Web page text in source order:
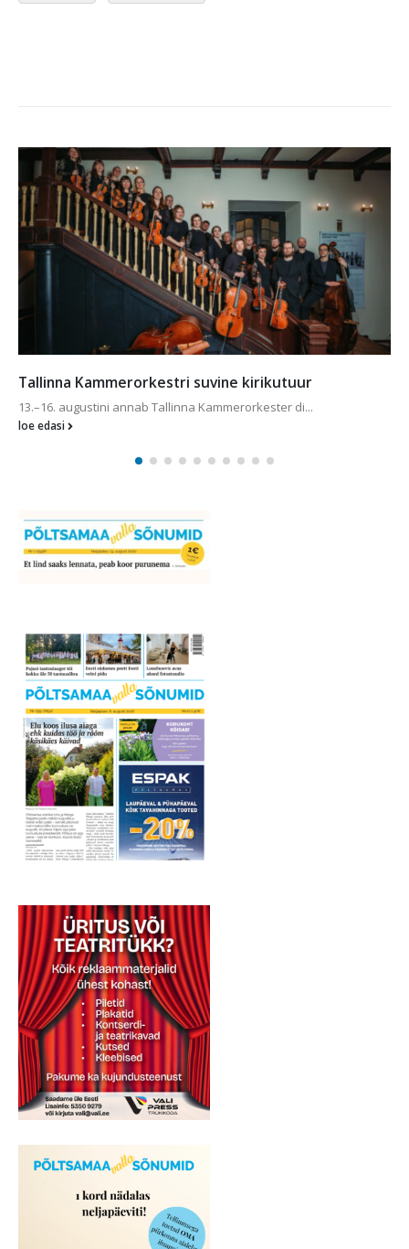
suvine kirikutuur
Tallinna Kammerorkester di...
Ave Mikk
1.mail algas taas